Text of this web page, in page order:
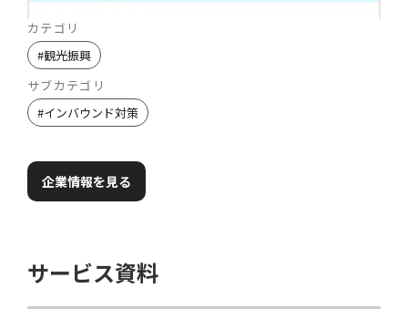
カテゴリ
#観光振興
サブカテゴリ
#インバウンド対策
企業情報を見る
サービス資料